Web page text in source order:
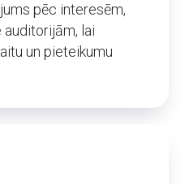
pēc interesēm,
auditorijām, lai
un pieteikumu